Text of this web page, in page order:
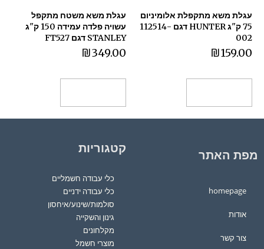
עגלת משא מתקפלת אלומיניום
75 ק"ג HUNTER דגם 112514-
002
₪159.00
עגלת משא משטח מתקפל
עשויה פלדה עמידה 150 ק"ג
STANLEY דגם FT527
₪349.00
מפת האתר
homepage
אודות
צור קשר
קטגוריות
כלי עבודה חשמליים
כלי עבודה ידניים
סולמות/שינוע/איחסון
גינון והשקייה
מקלחונים
מוצרי חשמל